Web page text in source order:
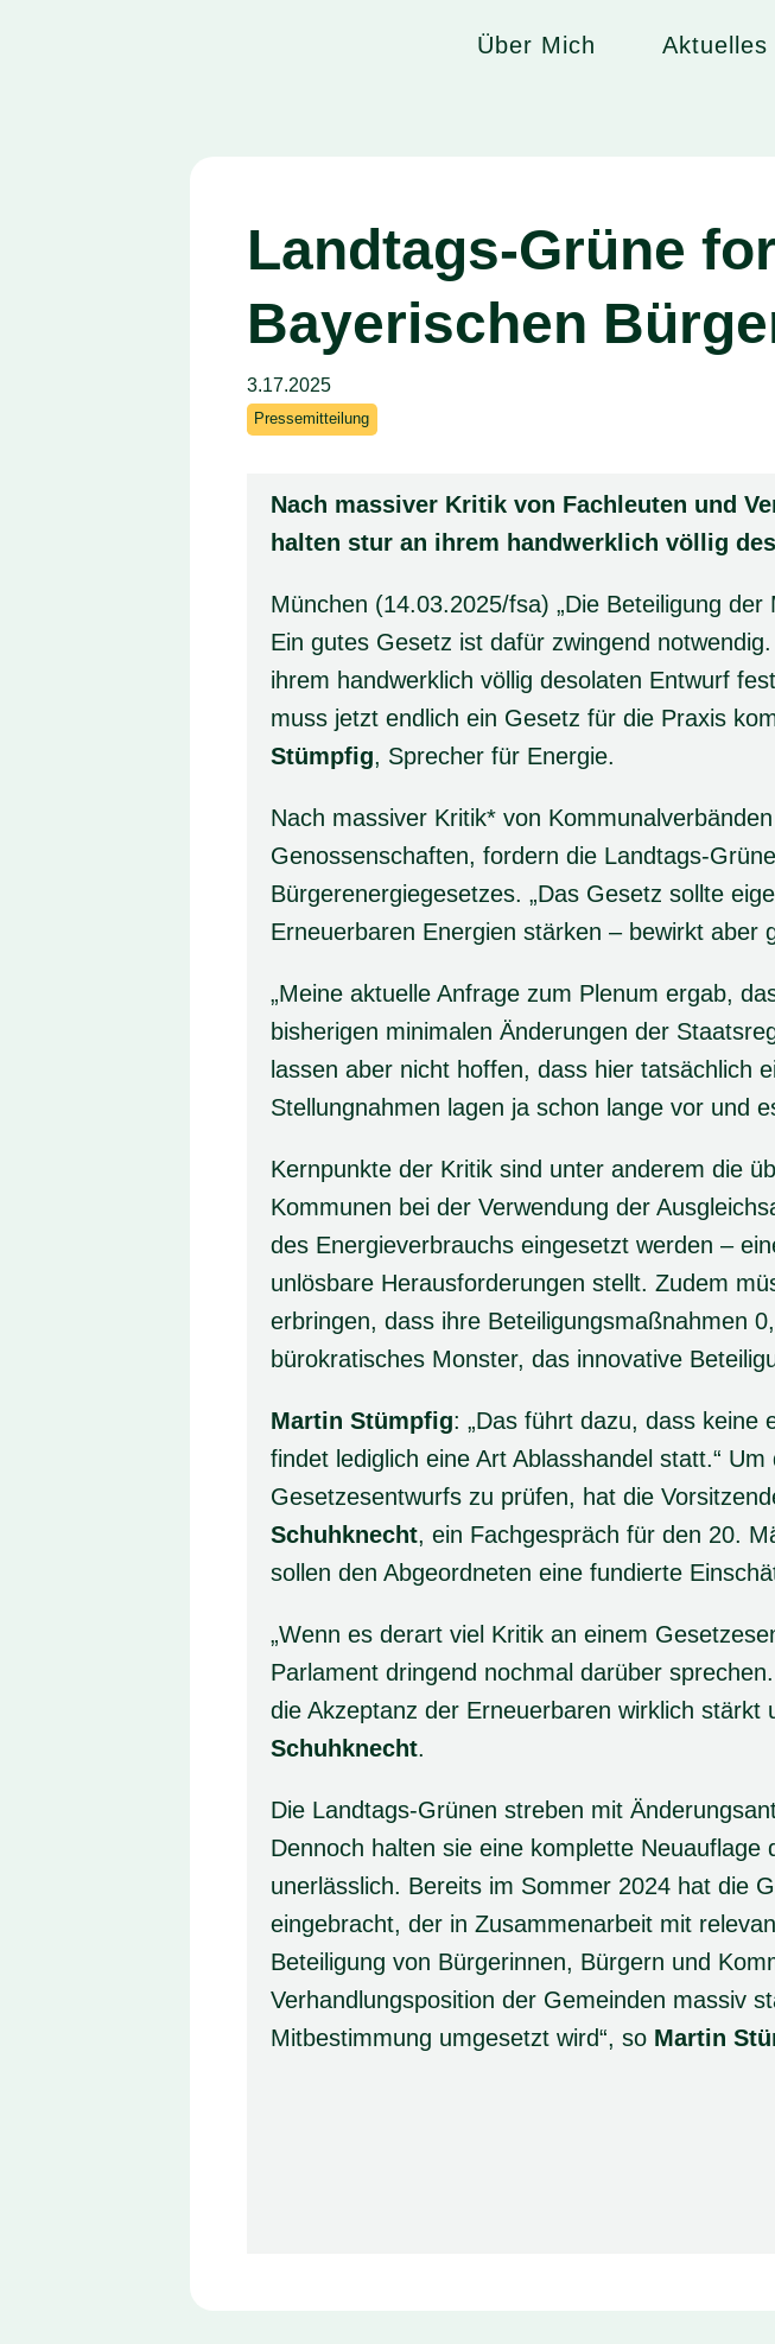
Über Mich Aktuelles
Landtags-Grüne
Bayerischen
3.17.2025
Pressemitteilung
Nach massiver Kritik von Fachleuten und
halten stur an ihrem handwerklich völlig
München (14.03.2025/fsa) „Die Beteiligung
Ein gutes Gesetz ist dafür zwingend
ihrem handwerklich völlig desolaten Entwurf
muss jetzt endlich ein Gesetz für die Praxis
Stümpfig, Sprecher für Energie.
Nach massiver Kritik* von
Genossenschaften, fordern die Landtags-
Bürgerenergiegesetzes. „Das Gesetz sollte
Erneuerbaren Energien stärken – bewirkt aber
„Meine aktuelle Anfrage zum Plenum ergab,
bisherigen minimalen Änderungen der
lassen aber nicht hoffen, dass hier tatsächlich
Stellungnahmen lagen ja schon lange vor und
Kernpunkte der Kritik sind unter anderem die
Kommunen bei der Verwendung der
des Energieverbrauchs eingesetzt werden –
unlösbare Herausforderungen stellt. Zudem
erbringen, dass ihre Beteiligungsmaßnahmen
bürokratisches Monster, das innovative
Martin Stümpfig: „Das führt dazu, dass keine
findet lediglich eine Art Ablasshandel statt.“
Gesetzesentwurfs zu prüfen, hat die
Schuhknecht, ein Fachgespräch für den 20.
sollen den Abgeordneten eine fundierte
„Wenn es derart viel Kritik an einem
Parlament dringend nochmal darüber
die Akzeptanz der Erneuerbaren wirklich stärkt
Schuhknecht.
Die Landtags-Grünen streben mit
Dennoch halten sie eine komplette
unerlässlich. Bereits im Sommer 2024 hat die
eingebracht, der in Zusammenarbeit mit
Beteiligung von Bürgerinnen, Bürgern und
Verhandlungsposition der Gemeinden massiv
Mitbestimmung umgesetzt wird“, so Martin